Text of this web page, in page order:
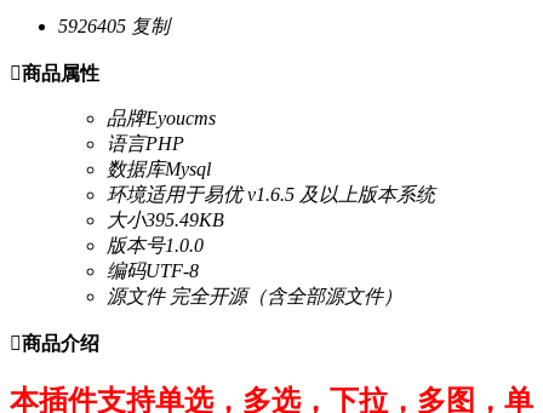
5926405 复制
商品属性
品牌Eyoucms
语言PHP
数据库Mysql
环境适用于易优 v1.6.5 及以上版本系统
大小395.49KB
版本号1.0.0
编码UTF-8
源文件完全开源（含全部源文件）
商品介绍
本插件支持单选，多选，下拉，多图，单